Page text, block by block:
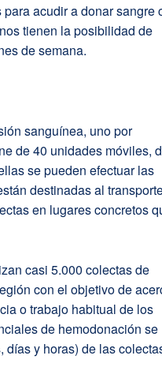
acudir a donar sangre
tienen la posibilidad de
de semana.
sanguínea, uno por
de 40 unidades móviles,
se pueden efectuar las
destinadas al
en lugares concretos
casi 5.000 colectas de
con el objetivo de
o trabajo habitual de los
de hemodonación se
días y horas) de las